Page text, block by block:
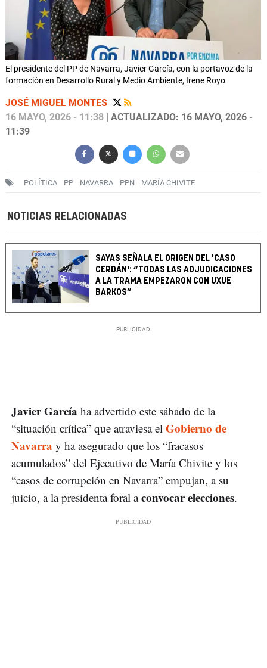
El presidente del PP de Navarra, Javier García, con la portavoz de la
formación en Desarrollo Rural y Medio Ambiente, Irene Royo
JOSÉ MIGUEL MONTES
16 MAYO, 2026 - 11:38 | ACTUALIZADO: 16 MAYO, 2026 -
11:39
POLÍTICA PP NAVARRA PPN MARÍA CHIVITE
NOTICIAS RELACIONADAS
SAYAS SEÑALA EL ORIGEN DEL 'CASO
CERDÁN': “TODAS LAS ADJUDICACIONES
A LA TRAMA EMPEZARON CON UXUE
BARKOS”
Javier García ha advertido este sábado de la
“situación crítica” que atraviesa el Gobierno de
Navarra y ha asegurado que los “fracasos
acumulados” del Ejecutivo de María Chivite y los
“casos de corrupción en Navarra” empujan, a su
juicio, a la presidenta foral aconvocar elecciones.